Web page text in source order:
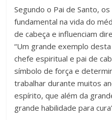
Segundo o Pai de Santo,
fundamental na vida do
de cabeça e influenciam
“Um grande exemplo
chefe espiritual e pai de
símbolo de força e
trabalhar durante muitos
espírito, que além da
grande habilidade para